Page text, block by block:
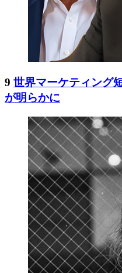
9 世界マーケティング
が明らかに